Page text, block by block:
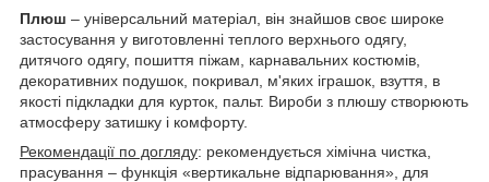
Плюш – універсальний матеріал, він знайшов своє широке
застосування у виготовленні теплого верхнього одягу,
дитячого одягу, пошиття піжам, карнавальних костюмів,
декоративних подушок, покривал, м'яких іграшок, взуття, в
якості підкладки для курток, пальт. Вироби з плюшу створюють
атмосферу затишку і комфорту.
Рекомендації по догляду: рекомендується хімічна чистка,
прасування – функція «вертикальне відпарювання», для